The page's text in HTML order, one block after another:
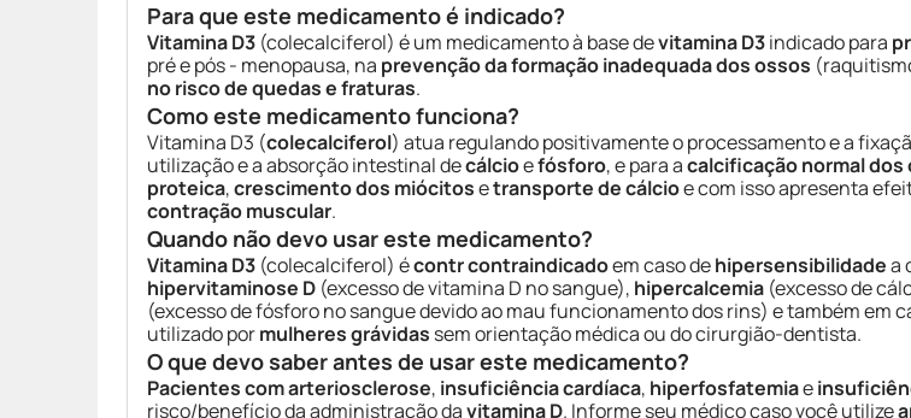
Para que este medicamento é indicado?
Vitamina D3 (colecalciferol) é um medicamento à base devitamina D3indicado para
pré e pós - menopausa, na prevenção da formação inadequada dos ossos
no risco de quedas e fraturas.
Como este medicamento funciona?
Vitamina D3 (colecalciferol) atua regulando positivamente o processamento e a
utilização e a absorção intestinal decálcioefósforo, e para acalcificação normal dos
proteica,crescimento dos miócitosetransporte de cálcioe com isso apresenta
contração muscular.
Quando não devo usar este medicamento?
Vitamina D3 (colecalciferol) écontr contraindicadoem caso dehipersensibilidadea
hipervitaminose D (excesso de vitamina D no sangue), hipercalcemia (excesso de
(excesso de fósforo no sangue devido ao mau funcionamento dos rins) e também em
utilizado pormulheres grávidas sem orientação médica ou do cirurgião-dentista.
O que devo saber antes de usar este medicamento?
Pacientes com arteriosclerose, insuficiência cardíaca, hiperfosfatemiae
risco/benefício da administração davitamina D. Informe seu médico caso você utilize